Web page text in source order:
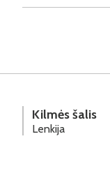
Kilmės šalis
Lenkija